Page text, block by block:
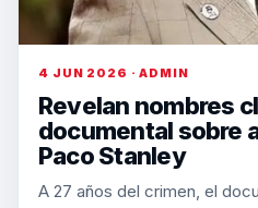
4 JUN 2026 · ADMIN
Revelan nombres
documental sobre
Paco Stanley
A 27 años del crimen, el